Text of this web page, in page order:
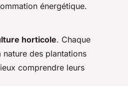
énergétique.
horticole. Chaque
des plantations
comprendre leurs